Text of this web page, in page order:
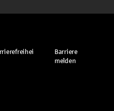
Barriere
melden